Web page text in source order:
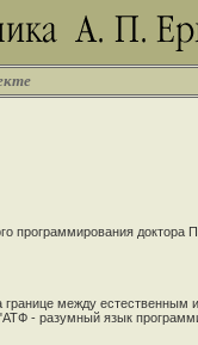
программирования доктора
между
- разумный язык